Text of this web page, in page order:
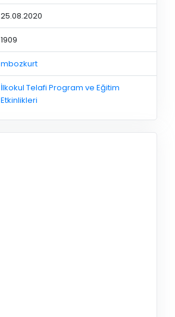
25.08.2020
1909
mbozkurt
İlkokul Telafi Program ve Eğitim
Etkinlikleri